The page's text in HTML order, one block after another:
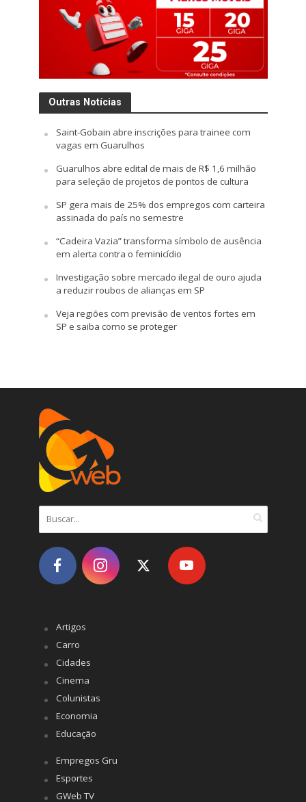
Outras Notícias
Saint-Gobain abre inscrições para trainee com
vagas em Guarulhos
Guarulhos abre edital de mais de R$ 1,6 milhão
para seleção de projetos de pontos de cultura
SP gera mais de 25% dos empregos com carteira
assinada do país no semestre
“Cadeira Vazia” transforma símbolo de ausência
em alerta contra o feminicídio
Investigação sobre mercado ilegal de ouro ajuda
a reduzir roubos de alianças em SP
Veja regiões com previsão de ventos fortes em
SP e saiba como se proteger
Artigos
Carro
Cidades
Cinema
Colunistas
Economia
Educação
Empregos Gru
Esportes
GWeb TV